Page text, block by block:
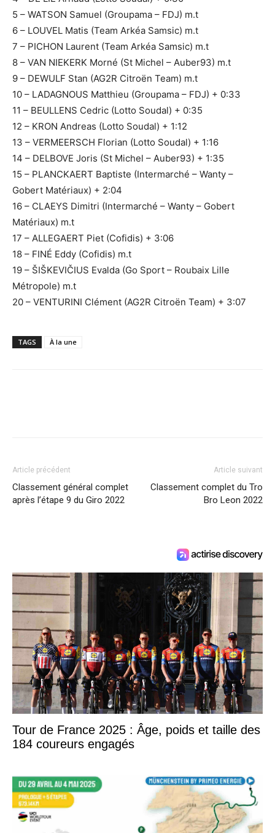
5 – WATSON Samuel (Groupama – FDJ) m.t
6 – LOUVEL Matis (Team Arkéa Samsic) m.t
7 – PICHON Laurent (Team Arkéa Samsic) m.t
8 – VAN NIEKERK Morné (St Michel – Auber93) m.t
9 – DEWULF Stan (AG2R Citroën Team) m.t
10 – LADAGNOUS Matthieu (Groupama – FDJ) + 0:33
11 – BEULLENS Cedric (Lotto Soudal) + 0:35
12 – KRON Andreas (Lotto Soudal) + 1:12
13 – VERMEERSCH Florian (Lotto Soudal) + 1:16
14 – DELBOVE Joris (St Michel – Auber93) + 1:35
15 – PLANCKAERT Baptiste (Intermarché – Wanty –
Gobert Matériaux) + 2:04
16 – CLAEYS Dimitri (Intermarché – Wanty – Gobert
Matériaux) m.t
17 – ALLEGAERT Piet (Cofidis) + 3:06
18 – FINÉ Eddy (Cofidis) m.t
19 – ŠIŠKEVIČIUS Evalda (Go Sport – Roubaix Lille
Métropole) m.t
20 – VENTURINI Clément (AG2R Citroën Team) + 3:07
TAGS À la une
Article précédent
Classement général complet
après l’étape 9 du Giro 2022
Article suivant
Classement complet du Tro
Bro Leon 2022
Tour de France 2025 : Âge, poids et taille des
184 coureurs engagés